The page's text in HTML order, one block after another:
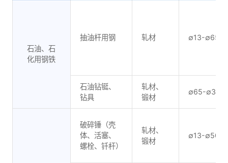
石油、石
化用钢铁
抽油杆用钢 轧材 ∅13-
石油钻铤、
钻具
轧材、
锻材
∅65-
破碎锤（壳
体、活塞、
螺栓、钎杆）
轧材、
锻材
∅13-